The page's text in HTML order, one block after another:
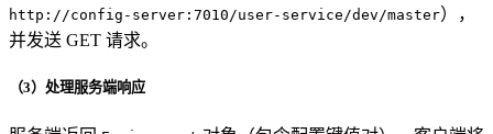
http://config-server:7010/user-service/dev/master），
并发送 GET 请求。
（3）处理服务端响应